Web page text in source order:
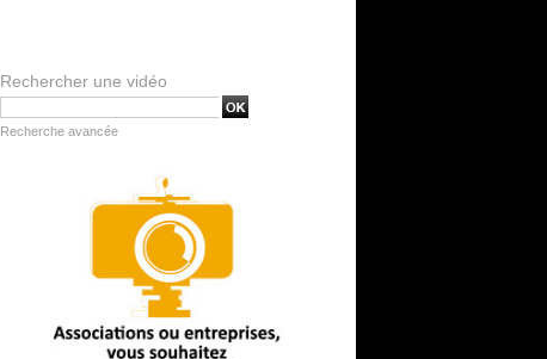
Rechercher une vidéo
Recherche avancée